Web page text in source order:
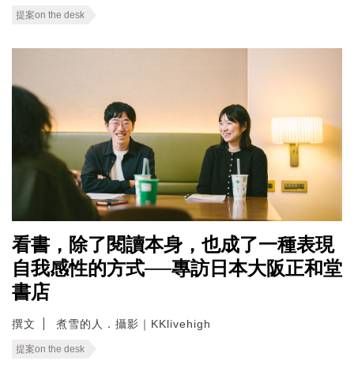
提案on the desk
看書，除了閱讀本身，也成了一種表現
自我感性的方式──專訪日本大阪正和堂
書店
撰文 煮雪的人．攝影｜KKlivehigh
提案on the desk